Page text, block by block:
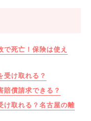
で死亡！保険は使え
受け取れる？
賠償請求できる？
け取れる？名古屋の離